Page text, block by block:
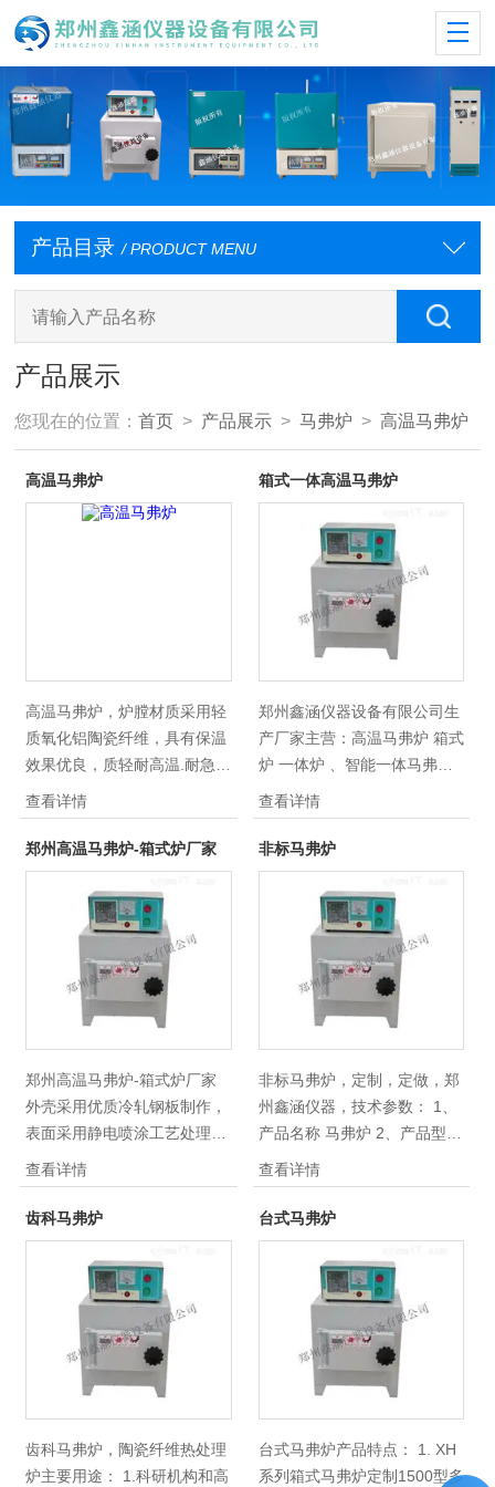
产品目录 / PRODUCT MENU
产品展示
您现在的位置：首页 > 产品展示 >马弗炉 >高温马弗炉
高温马弗炉
高温马弗炉，炉膛材质采用轻
质氧化铝陶瓷纤维，具有保温
效果优良，质轻耐高温.耐急冷
急热.不裂缝.不结晶.不掉渣.不
用担心污染所烧制产品。节能
效果是老式电炉的60-80%。
温控采用宇电温控仪表，她具
有30-50段可编程PID自整定.
自动升温.自动降温.无需值守.
查看详情
箱式一体高温马弗炉
郑州鑫涵仪器设备有限公司生
产厂家主营：高温马弗炉 箱式
炉 一体炉 、智能一体马弗
炉、氧化铝纤维马弗炉、塑料
灰分测定马弗炉、干燥箱、电
热水浴锅价格/报价优惠、质量
可靠，提供*的售后服务。
查看详情
郑州高温马弗炉-箱式炉厂家
郑州高温马弗炉-箱式炉厂家
外壳采用优质冷轧钢板制作，
表面采用静电喷涂工艺处理，
炉门采用侧开式结构，起闭灵
活。炉膛由耐火材料烧结而
成，炉膛与炉壳之间用保温材
料填砌。
查看详情
非标马弗炉
非标马弗炉，定制，定做，郑
州鑫涵仪器，技术参数： 1、
产品名称 马弗炉 2、产品型号
XH36L-12
查看详情
齿科马弗炉
齿科马弗炉，陶瓷纤维热处理
炉主要用途： 1.科研机构和高
台式马弗炉
台式马弗炉产品特点： 1. XH
系列箱式马弗炉定制1500型多